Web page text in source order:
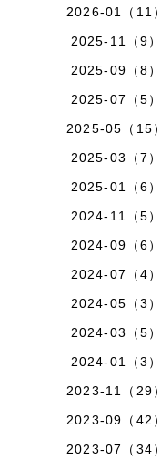
2026-01（11）
2025-11（9）
2025-09（8）
2025-07（5）
2025-05（15）
2025-03（7）
2025-01（6）
2024-11（5）
2024-09（6）
2024-07（4）
2024-05（3）
2024-03（5）
2024-01（3）
2023-11（29）
2023-09（42）
2023-07（34）